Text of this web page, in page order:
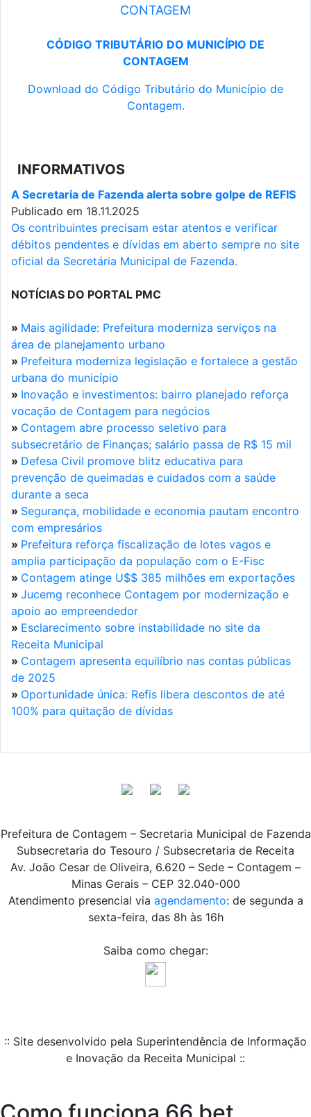
CONTAGEM
CÓDIGO TRIBUTÁRIO DO MUNICÍPIO DE
CONTAGEM
Download do Código Tributário do Município de
Contagem.
INFORMATIVOS
A Secretaria de Fazenda alerta sobre golpe de REFIS
Publicado em 18.11.2025
Os contribuintes precisam estar atentos e verificar
débitos pendentes e dívidas em aberto sempre no site
oficial da Secretária Municipal de Fazenda.
NOTÍCIAS DO PORTAL PMC
» Mais agilidade: Prefeitura moderniza serviços na
área de planejamento urbano
» Prefeitura moderniza legislação e fortalece a gestão
urbana do município
» Inovação e investimentos: bairro planejado reforça
vocação de Contagem para negócios
» Contagem abre processo seletivo para
subsecretário de Finanças; salário passa de R$ 15 mil
» Defesa Civil promove blitz educativa para
prevenção de queimadas e cuidados com a saúde
durante a seca
» Segurança, mobilidade e economia pautam encontro
com empresários
» Prefeitura reforça fiscalização de lotes vagos e
amplia participação da população com o E-Fisc
» Contagem atinge U$$ 385 milhões em exportações
» Jucemg reconhece Contagem por modernização e
apoio ao empreendedor
» Esclarecimento sobre instabilidade no site da
Receita Municipal
» Contagem apresenta equilíbrio nas contas públicas
de 2025
» Oportunidade única: Refis libera descontos de até
100% para quitação de dívidas
Prefeitura de Contagem – Secretaria Municipal de Fazenda
Subsecretaria do Tesouro / Subsecretaria de Receita
Av. João Cesar de Oliveira, 6.620 – Sede – Contagem –
Minas Gerais – CEP 32.040-000
Atendimento presencial via agendamento: de segunda a
sexta-feira, das 8h às 16h
Saiba como chegar:
:: Site desenvolvido pela Superintendência de Informação
e Inovação da Receita Municipal ::